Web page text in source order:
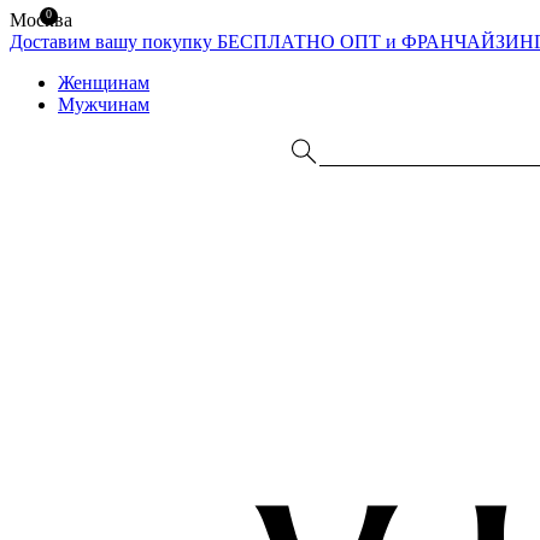
Москва
Доставим вашу покупку БЕСПЛАТНО ОПТ и
Женщинам
Мужчинам
0